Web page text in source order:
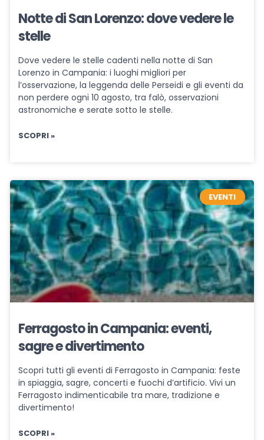
Notte di San Lorenzo: dove vedere le
stelle
Dove vedere le stelle cadenti nella notte di San
Lorenzo in Campania: i luoghi migliori per
l’osservazione, la leggenda delle Perseidi e gli eventi da
non perdere ogni 10 agosto, tra falò, osservazioni
astronomiche e serate sotto le stelle.
SCOPRI »
EVENTI
Ferragosto in Campania: eventi,
sagre e divertimento
Scopri tutti gli eventi di Ferragosto in Campania: feste
in spiaggia, sagre, concerti e fuochi d’artificio. Vivi un
Ferragosto indimenticabile tra mare, tradizione e
divertimento!
SCOPRI »